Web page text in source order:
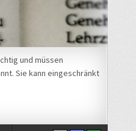
und müssen
Sie kann eingeschränkt